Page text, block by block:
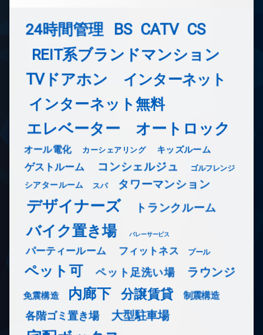
24時間管理 BS CATV CS
REIT系ブランドマンション
TVドアホン インターネット
インターネット無料
エレベーター オートロック
オール電化 カーシェアリング キッズルーム
ゲストルーム コンシェルジュ ゴルフレンジ
シアタールーム スパ タワーマンション
デザイナーズ トランクルーム
バイク置き場 バレーサービス
パーティールーム フィットネス プール
ペット可 ペット足洗い場 ラウンジ
免震構造 内廊下 分譲賃貸 制震構造
各階ゴミ置き場 大型駐車場